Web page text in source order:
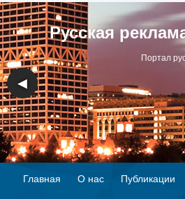
Русская
Портал
◀
Главная О нас Публикации